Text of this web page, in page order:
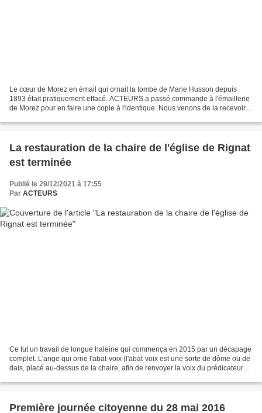
Le cœur de Morez en émail qui ornait la tombe de Marie Husson depuis
1893 était pratiquement effacé. ACTEURS a passé commande à l'émaillerie
de Morez pour en faire une copie à l'identique. Nous venons de la recevoir.
La restauration de la chaire de l'église de Rignat
est terminée
Publié le 29/12/2021 à 17:55
Par ACTEURS
Ce fut un travail de longue haleine qui commença en 2015 par un décapage
complet. L'ange qui orne l'abat-voix (l'abat-voix est une sorte de dôme ou de
dais, placé au-dessus de la chaire, afin de renvoyer la voix du prédicateur
Première journée citoyenne du 28 mai 2016